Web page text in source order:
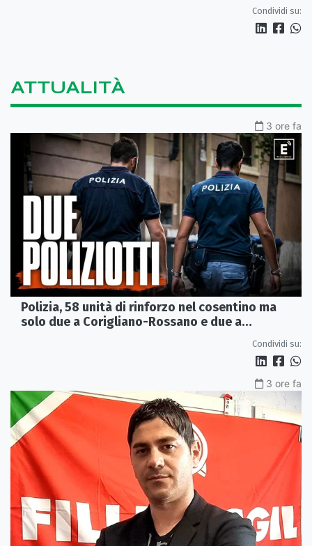
Condividi su:
ATTUALITÀ
3 ore fa
Polizia, 58 unità di rinforzo nel cosentino ma
solo due a Corigliano-Rossano e due a
Condividi su:
3 ore fa